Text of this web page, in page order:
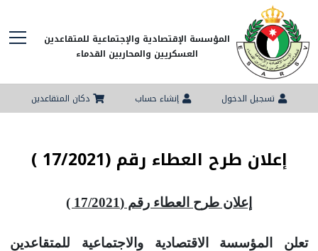
المؤسسة الإقتصادية والإجتماعية للمتقاعدين
العسكريين والمحاربين القدماء
تسجيل الدخول إنشاء حساب دكان المتقاعدين
إعلان طرح العطاء رقم (17/2021 )
إعلان طرح العطاء رقم (17/2021 )
تعلن المؤسسة الاقتصادية والاجتماعية للمتقاعدين